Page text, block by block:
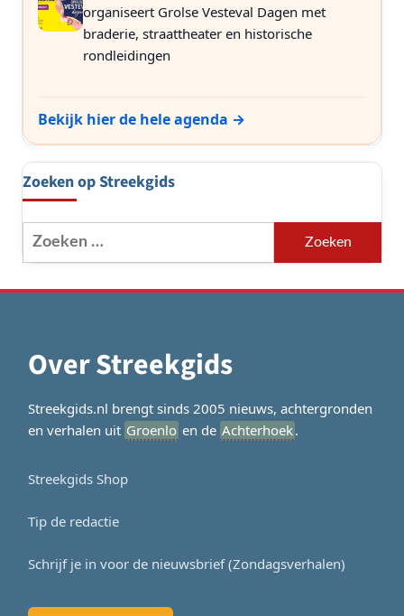
organiseert Grolse Vesteval Dagen met
braderie, straattheater en historische
rondleidingen
Bekijk hier de hele agenda →
Zoeken op Streekgids
Zoeken
naar:
Over Streekgids
Streekgids.nl brengt sinds 2005 nieuws, achtergronden
en verhalen uit Groenlo en de Achterhoek.
Streekgids Shop
Tip de redactie
Schrijf je in voor de nieuwsbrief (Zondagsverhalen)